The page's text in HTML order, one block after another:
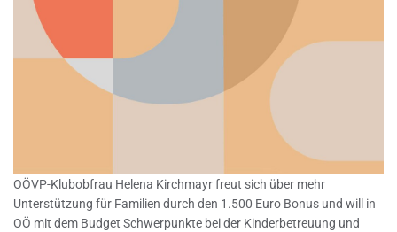
OÖVP-Klubobfrau Helena Kirchmayr freut sich über mehr
Unterstützung für Familien durch den 1.500 Euro Bonus und will in
OÖ mit dem Budget Schwerpunkte bei der Kinderbetreuung und